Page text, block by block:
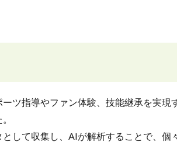
ツ指導やファン体験、技能継承を実現
して収集し、AIが解析することで、個